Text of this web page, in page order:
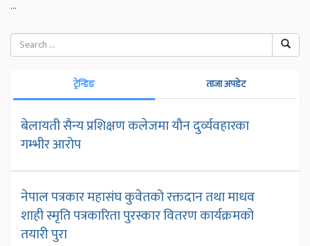
...
ट्रेन्डिङ ताजा अपडेट
बेलायती सैन्य प्रशिक्षण कलेजमा यौन दुर्व्यवहारका
गम्भीर आरोप
नेपाल पत्रकार महासंघ कुवेतको रक्तदान तथा माधव
शाही स्मृति पत्रकारिता पुरस्कार वितरण कार्यक्रमको
तयारी पुरा